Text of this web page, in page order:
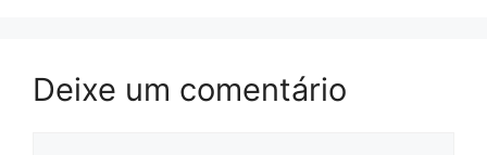
Deixe um comentário